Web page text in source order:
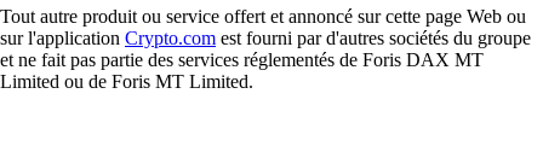
Tout autre produit ou service offert et annoncé sur cette page Web ou
sur l'application Crypto.com est fourni par d'autres sociétés du groupe
et ne fait pas partie des services réglementés de Foris DAX MT
Limited ou de Foris MT Limited.